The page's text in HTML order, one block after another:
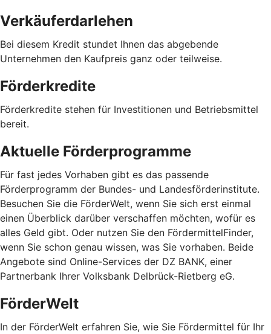
Verkäuferdarlehen
Bei diesem Kredit stundet Ihnen das abgebende
Unternehmen den Kaufpreis ganz oder teilweise.
Förderkredite
Förderkredite stehen für Investitionen und Betriebsmittel
bereit.
Aktuelle Förderprogramme
Für fast jedes Vorhaben gibt es das passende
Förderprogramm der Bundes- und Landesförderinstitute.
Besuchen Sie die FörderWelt, wenn Sie sich erst einmal
einen Überblick darüber verschaffen möchten, wofür es
alles Geld gibt. Oder nutzen Sie den FördermittelFinder,
wenn Sie schon genau wissen, was Sie vorhaben. Beide
Angebote sind Online-Services der DZ BANK, einer
Partnerbank Ihrer Volksbank Delbrück-Rietberg eG.
FörderWelt
In der FörderWelt erfahren Sie, wie Sie Fördermittel für Ihr